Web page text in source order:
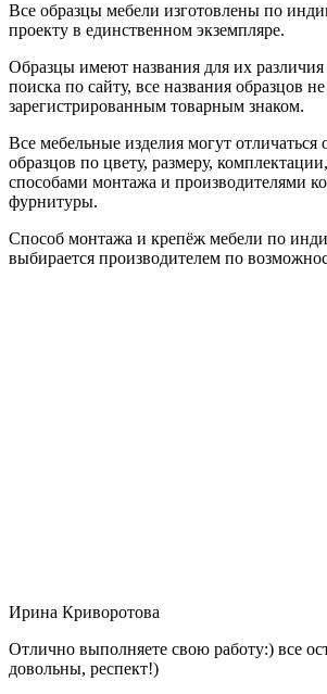
Все образцы мебели изготовлены по
проекту в единственном экземпляре.
Образцы имеют названия для их
поиска по сайту, все названия образцов
зарегистрированным товарным знаком.
Все мебельные изделия могут отличаться
образцов по цвету, размеру,
способами монтажа и производителями
фурнитуры.
Способ монтажа и крепёж мебели по
выбирается производителем по
Ирина Криворотова
Отлично выполняете свою работу:) все
довольны, респект!)